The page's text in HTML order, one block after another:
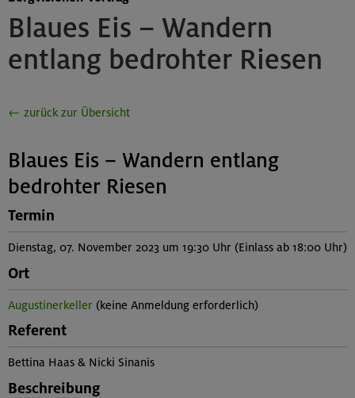
Blaues Eis – Wandern
entlang bedrohter Riesen
← zurück zur Übersicht
Blaues Eis – Wandern entlang
bedrohter Riesen
Termin
Dienstag, 07. November 2023 um 19:30 Uhr (Einlass ab 18:00 Uhr)
Ort
Augustinerkeller (keine Anmeldung erforderlich)
Referent
Bettina Haas & Nicki Sinanis
Beschreibung